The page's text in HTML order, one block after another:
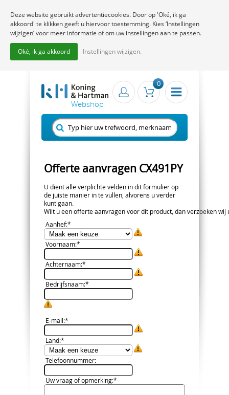
0
Offerte aanvragen CX491PY
U dient alle verplichte velden in dit formulier op
de juiste manier in te vullen, alvorens u verder
kunt gaan.
Wilt u een offerte aanvragen voor dit product, dan verzoeken
Aanhef:*
Voornaam:*
Achternaam:*
Bedrijfsnaam:*
E-mail:*
Land:*
Telefoonnummer:
Uw vraag of opmerking:*
Deze website gebruikt advertentiecookies. Door op 'Oké, ik ga
akkoord' te klikken geeft u hiervoor toestemming. Kies ‘Instellingen
wijzigen’ voor meer informatie of om uw instellingen aan te passen.
Oké, ik ga akkoord Instellingen wijzigen.